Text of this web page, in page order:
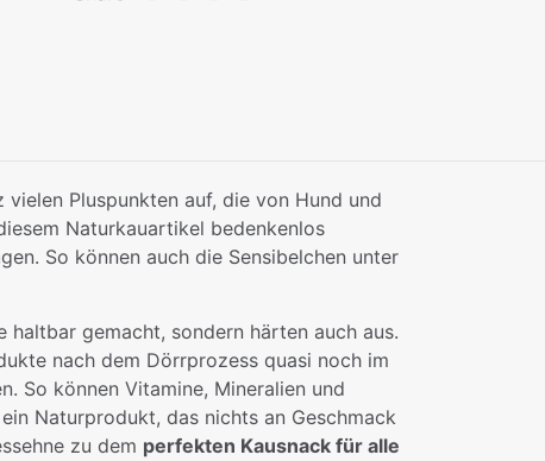
Pluspunkten auf, die von Hund und
Naturkauartikel bedenkenlos
So können auch die Sensibelchen unter
gemacht, sondern härten auch aus.
nach dem Dörrprozess quasi noch im
So können Vitamine, Mineralien und
Naturprodukt, das nichts an Geschmack
zu dem perfekten Kausnack für alle